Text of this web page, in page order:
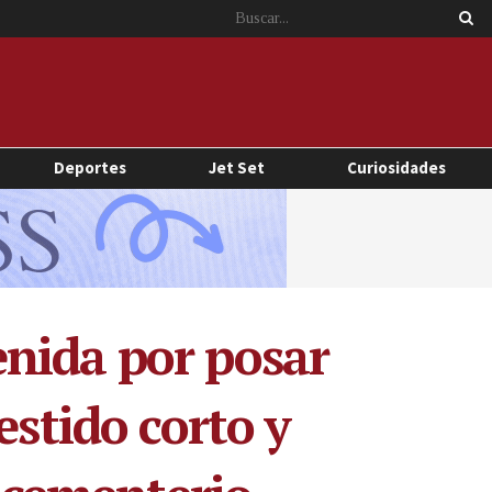
Deportes Jet Set Curiosidades
por posar
corto y